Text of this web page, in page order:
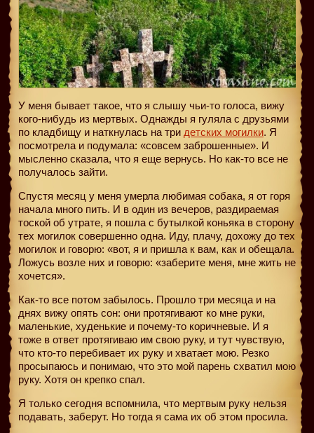
У меня бывает такое, что я слышу чьи-то голоса, вижу
кого-нибудь из мертвых. Однажды я гуляла с друзьями
по кладбищу и наткнулась на три детских могилки. Я
посмотрела и подумала: «совсем заброшенные». И
мысленно сказала, что я еще вернусь. Но как-то все не
получалось зайти.
Спустя месяц у меня умерла любимая собака, я от горя
начала много пить. И в один из вечеров, раздираемая
тоской об утрате, я пошла с бутылкой коньяка в сторону
тех могилок совершенно одна. Иду, плачу, дохожу до тех
могилок и говорю: «вот, я и пришла к вам, как и обещала.
Ложусь возле них и говорю: «заберите меня, мне жить не
хочется».
Как-то все потом забылось. Прошло три месяца и на
днях вижу опять сон: они протягивают ко мне руки,
маленькие, худенькие и почему-то коричневые. И я
тоже в ответ протягиваю им свою руку, и тут чувствую,
что кто-то перебивает их руку и хватает мою. Резко
просыпаюсь и понимаю, что это мой парень схватил мою
руку. Хотя он крепко спал.
Я только сегодня вспомнила, что мертвым руку нельзя
подавать, заберут. Но тогда я сама их об этом просила.